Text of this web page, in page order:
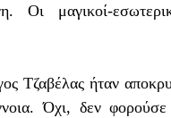
Οι μαγικοί-
Τζαβέλας ήταν
Όχι, δεν φορούσε